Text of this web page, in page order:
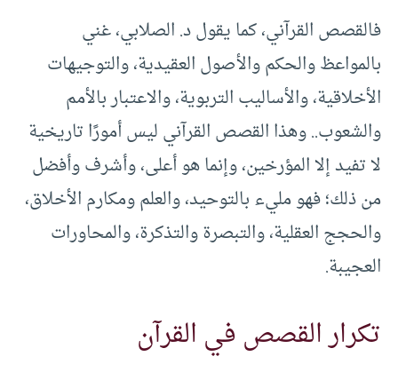
فالقصص القرآني، كما يقول د. الصلابي، غني
بالمواعظ والحكم والأصول العقيدية، والتوجيهات
الأخلاقية، والأساليب التربوية، والاعتبار بالأمم
والشعوب.. وهذا القصص القرآني ليس أمورًا تاريخية
لا تفيد إلا المؤرخين، وإنما هو أعلى، وأشرف وأفضل
من ذلك؛ فهو مليء بالتوحيد، والعلم ومكارم الأخلاق،
والحجج العقلية، والتبصرة والتذكرة، والمحاورات
العجيبة.
تكرار القصص في القرآن